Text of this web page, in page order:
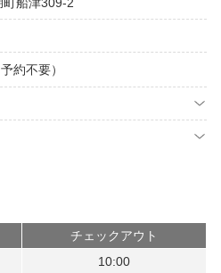
約不要）
チェックアウト
10:00